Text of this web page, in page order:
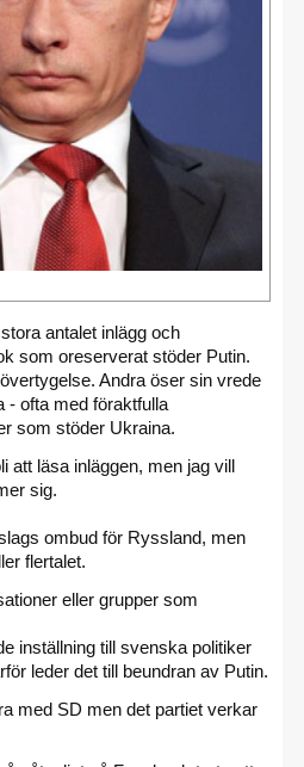
antalet inlägg och
som oreserverat stöder Putin.
Andra öser sin vrede
- ofta med föraktfulla
som stöder Ukraina.
att läsa inläggen, men jag vill
sig.
ombud för Ryssland, men
flertalet.
eller grupper som
inställning till svenska politiker
leder det till beundran av Putin.
med SD men det partiet verkar